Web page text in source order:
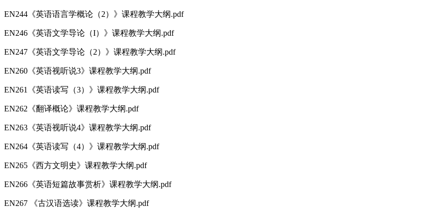
EN244《英语语言学概论（2）》课程教学大纲.pdf
EN246《英语文学导论（I）》课程教学大纲.pdf
EN247《英语文学导论（2）》课程教学大纲.pdf
EN260《英语视听说3》课程教学大纲.pdf
EN261《英语读写（3）》课程教学大纲.pdf
EN262《翻译概论》课程教学大纲.pdf
EN263《英语视听说4》课程教学大纲.pdf
EN264《英语读写（4）》课程教学大纲.pdf
EN265《西方文明史》课程教学大纲.pdf
EN266《英语短篇故事赏析》课程教学大纲.pdf
EN267 《古汉语选读》课程教学大纲.pdf